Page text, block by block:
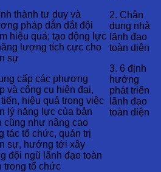
thành tư duy và
pháp dẫn dắt đội
hiệu quả; tạo động lực
lượng tích cực cho
sự
cấp các phương
và công cụ hiện đại,
hiệu quả trong việc
lý năng lực của bản
cũng như nâng cao
tác tổ chức, quản trị
sự, hướng tới xây
đội ngũ lãnh đạo toàn
trong tổ chức
2. Chân
dung nhà
lãnh đạo
toàn diện
3. 6 định
hướng
phát triển
lãnh đạo
toàn diện